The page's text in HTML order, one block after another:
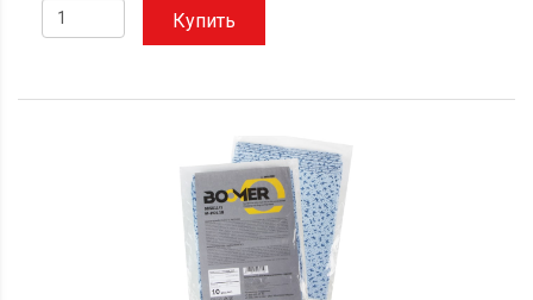
Купить